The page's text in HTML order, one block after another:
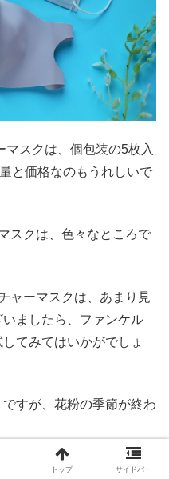
マスクは、個包装の5枚入
と価格なのもうれしいで
スクは、色々なところで
ャーマスクは、あまり見
ましたら、ファンケル
てみてはいかがでしょ
すが、花粉の季節が終わ
。 トップ サイドバー